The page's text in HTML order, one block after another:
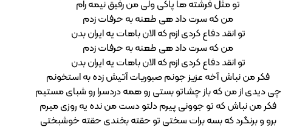
تو مثل فرشته ها پاکی ولی من رفیق نیمه رام
من که سرت داد هی طعنه به حرفات زدم
تو انقد دفاع کردی ازم که الان باهات یه ایران بدن
من که سرت داد هی طعنه به حرفات زدم
تو انقد دفاع کردی ازم که الان باهات یه ایران بدن
فکر من نباش آخه عزیز جونم صبوریات آتیش زده به استخونم
چی دیدی از من که باز چشاتو بستی رو همه دردسرا رو شبای مستیم
فکر من نباش که تو جوونی پیرم دلتو دست من نده یه روزی میرم
برو و برنگرد که بسه برات سختی تو حقته بخندی حقته خوشبختی